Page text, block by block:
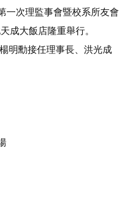
一次理監事會暨校系所友會
成大飯店隆重舉行。
明勳接任理事長、洪光成